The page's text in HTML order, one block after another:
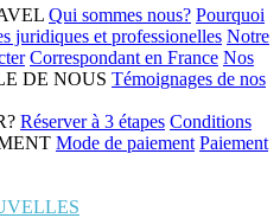
Qui sommes nous? Pourquoi
juridiques et professionelles Notre
Correspondant en France Nos
DE NOUS Témoignages de nos
Réserver à 3 étapes Conditions
Mode de paiement Paiement